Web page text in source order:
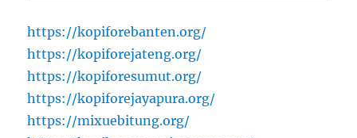
https://kopiforebanten.org/
https://kopiforejateng.org/
https://kopiforesumut.org/
https://kopiforejayapura.org/
https://mixuebitung.org/